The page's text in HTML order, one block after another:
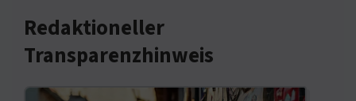
Redaktioneller
Transparenzhinweis